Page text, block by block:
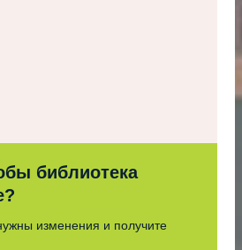
библиотека
изменения и получите